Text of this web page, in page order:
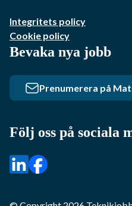
Integritets policy
Cookie policy
Bevaka nya jobb
Prenumerera på
Följ oss på sociala